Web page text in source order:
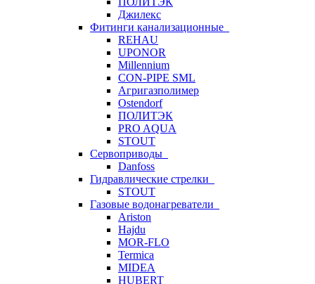
Джилекс
Фитинги канализационные
REHAU
UPONOR
Millennium
CON-PIPE SML
Агригазполимер
Ostendorf
ПОЛИТЭК
PRO AQUA
STOUT
Сервоприводы
Danfoss
Гидравлические стрелки
STOUT
Газовые водонагреватели
Ariston
Hajdu
MOR-FLO
Termica
MIDEA
HUBERT